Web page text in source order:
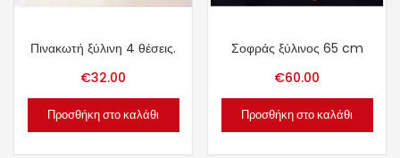
Πινακωτή ξύλινη 4 θέσεις.
€32.00
Προσθήκη στο καλάθι
Σοφράς ξύλινος 65 cm
€60.00
Προσθήκη στο καλάθι